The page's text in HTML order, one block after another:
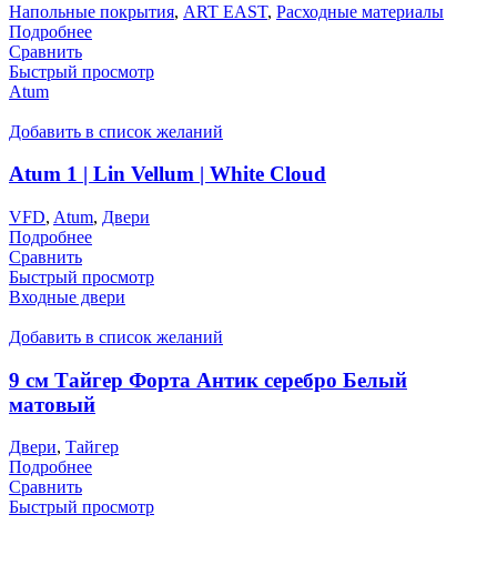
Напольные покрытия, ART EAST, Расходные материалы
Подробнее
Сравнить
Быстрый просмотр
Atum
Добавить в список желаний
Atum 1 | Lin Vellum | White Cloud
VFD, Atum, Двери
Подробнее
Сравнить
Быстрый просмотр
Входные двери
Добавить в список желаний
9 см Тайгер Форта Антик серебро Белый
матовый
Двери, Тайгер
Подробнее
Сравнить
Быстрый просмотр